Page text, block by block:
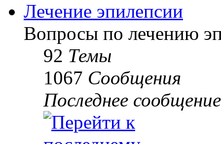
Лечение эпилепсии
Вопросы по лечению
92 Темы
1067 Сообщения
Последнее сообщение